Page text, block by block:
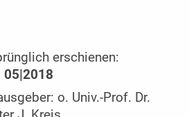
erschienen:
05|2018
o. Univ.-Prof. Dr.